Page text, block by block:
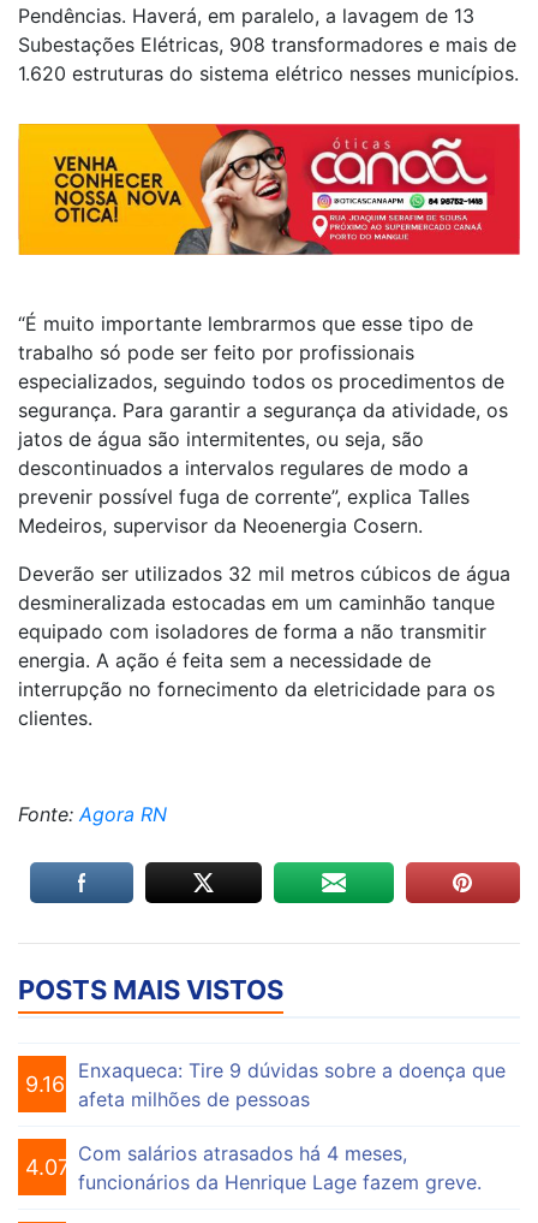
Pendências. Haverá, em paralelo, a lavagem de 13
Subestações Elétricas, 908 transformadores e mais de
1.620 estruturas do sistema elétrico nesses municípios.
“É muito importante lembrarmos que esse tipo de
trabalho só pode ser feito por profissionais
especializados, seguindo todos os procedimentos de
segurança. Para garantir a segurança da atividade, os
jatos de água são intermitentes, ou seja, são
descontinuados a intervalos regulares de modo a
prevenir possível fuga de corrente”, explica Talles
Medeiros, supervisor da Neoenergia Cosern.
Deverão ser utilizados 32 mil metros cúbicos de água
desmineralizada estocadas em um caminhão tanque
equipado com isoladores de forma a não transmitir
energia. A ação é feita sem a necessidade de
interrupção no fornecimento da eletricidade para os
clientes.
Fonte:Agora RN
POSTS MAIS VISTOS
9.160
Enxaqueca: Tire 9 dúvidas sobre a doença que
afeta milhões de pessoas
4.076
Com salários atrasados há 4 meses,
funcionários da Henrique Lage fazem greve.